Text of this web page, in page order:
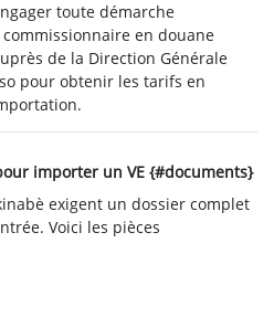
toute démarche
en douane
de la Direction Générale
pour obtenir les tarifs en
importer un VE {#documents}
exigent un dossier complet
Voici les pièces